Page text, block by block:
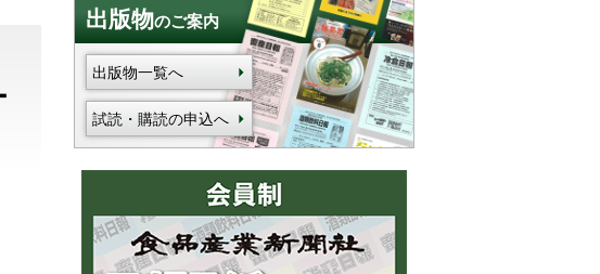
出版物のご案内
出版物一覧へ
試読・購読の申込へ